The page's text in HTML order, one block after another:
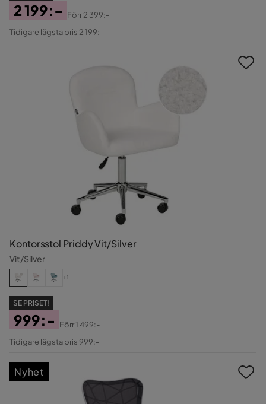
Pris
2 199:-
Original
Förr2 399:-
Tidigare lägsta pris 2 199:-
Kontorsstol Priddy Vit/Silver
Vit/Silver
+1
SE PRISET!
Pris
999:-
Original
Förr1 499:-
Tidigare lägsta pris 999:-
Nyhet